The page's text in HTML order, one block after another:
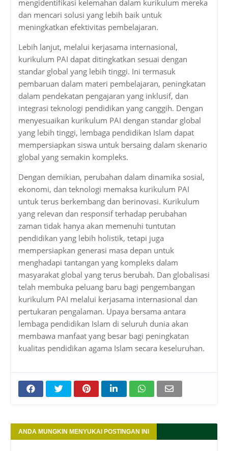
mengidentifikasi kelemahan dalam kurikulum mereka
dan mencari solusi yang lebih baik untuk
meningkatkan efektivitas pembelajaran.
Lebih lanjut, melalui kerjasama internasional,
kurikulum PAI dapat ditingkatkan sesuai dengan
standar global yang lebih tinggi. Ini termasuk
pembaruan dalam materi pembelajaran, peningkatan
dalam pendekatan pengajaran yang inklusif, dan
integrasi teknologi pendidikan yang canggih. Dengan
menyesuaikan kurikulum PAI dengan standar global
yang lebih tinggi, lembaga pendidikan Islam dapat
mempersiapkan siswa untuk bersaing dalam skenario
global yang semakin kompleks.
Dengan demikian, perubahan dalam dinamika sosial,
ekonomi, dan teknologi memaksa kurikulum PAI
untuk terus berkembang dan berinovasi. Kurikulum
yang relevan dan responsif terhadap perubahan
zaman tidak hanya akan memenuhi tuntutan
pendidikan yang lebih holistik, tetapi juga
mempersiapkan generasi masa depan untuk
menghadapi tantangan yang kompleks dalam
masyarakat global yang terus berubah. Dan globalisasi
telah membuka peluang baru bagi pengembangan
kurikulum PAI melalui kerjasama internasional dan
pertukaran pengalaman. Upaya bersama antara
lembaga pendidikan Islam di seluruh dunia akan
membawa manfaat yang besar bagi peningkatan
kualitas pendidikan agama Islam secara keseluruhan.
ANDA MUNGKIN MENYUKAI POSTINGAN INI